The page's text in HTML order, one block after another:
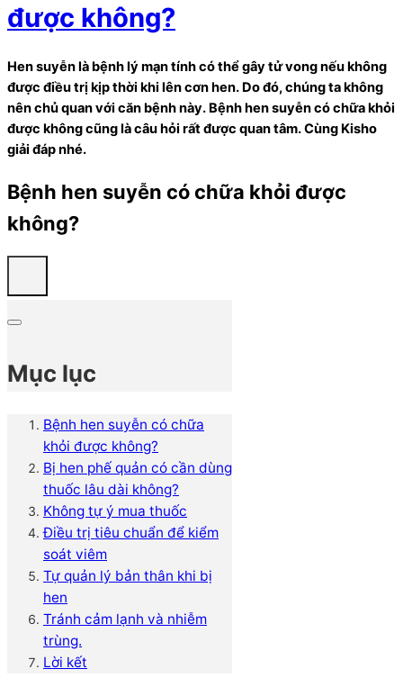
được không?
Hen suyễn là bệnh lý mạn tính có thể gây tử vong nếu không
được điều trị kịp thời khi lên cơn hen. Do đó, chúng ta không
nên chủ quan với căn bệnh này. Bệnh hen suyễn có chữa khỏi
được không cũng là câu hỏi rất được quan tâm. Cùng Kisho
giải đáp nhé.
Bệnh hen suyễn có chữa khỏi được
không?
Mục lục
Bệnh hen suyễn có chữa
khỏi được không?
Bị hen phế quản có cần dùng
thuốc lâu dài không?
Không tự ý mua thuốc
Điều trị tiêu chuẩn để kiểm
soát viêm
Tự quản lý bản thân khi bị
hen
Tránh cảm lạnh và nhiễm
trùng.
Lời kết